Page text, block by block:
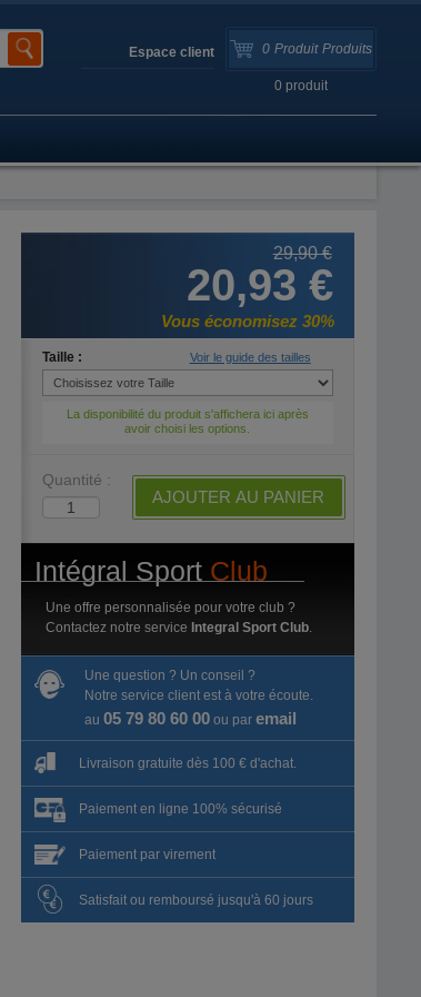
0 Produit Produits
0 produit
Espace client
29,90 €
20,93 €
Vous économisez 30%
Taille : Voir le guide des tailles
La disponibilité du produit s'affichera ici après
avoir choisi les options.
Quantité :
AJOUTER AU PANIER
Intégral Sport Club
Une offre personnalisée pour votre club ?
Contactez notre service Integral Sport Club.
Une question ? Un conseil ?
Notre service client est à votre écoute.
au 05 79 80 60 00ou par email
Livraison gratuite dès 100 € d'achat.
Paiement en ligne 100% sécurisé
Paiement par virement
Satisfait ou remboursé jusqu'à 60 jours